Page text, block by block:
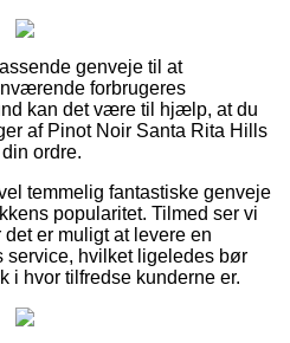
genveje til at
forbrugeres
kan det være til hjælp, at du
af Pinot Noir Santa Rita Hills
ordre.
temmelig fantastiske genveje
popularitet. Tilmed ser vi
er muligt at levere en
service, hvilket ligeledes bør
i hvor tilfredse kunderne er.